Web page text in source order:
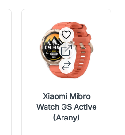
Xiaomi Mibro
Watch GS Active
(Arany)